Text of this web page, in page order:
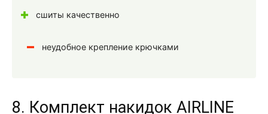
сшиты качественно
неудобное крепление крючками
8. Комплект накидок AIRLINE